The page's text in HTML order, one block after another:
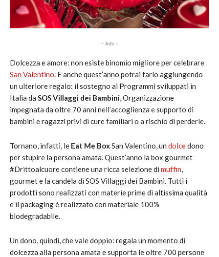
- Adv -
Dolcezza e amore: non esiste binomio migliore per celebrare
San Valentino. E anche quest’anno potrai farlo aggiungendo
un ulteriore regalo: il sostegno ai Programmi sviluppati in
Italia da SOS Villaggi dei Bambini, Organizzazione
impegnata da oltre 70 anni nell’accoglienza e supporto di
bambini e ragazzi privi di cure familiari o a rischio di perderle.
Tornano, infatti, le Eat Me BoxSan Valentino, un dolcedono
per stupire la persona amata. Quest’anno la box gourmet
#Drittoalcuore contiene una ricca selezione di muffin,
gourmet e la candela di SOS Villaggi dei Bambini. Tutti i
prodotti sono realizzati con materie prime di altissima qualità
e il packaging è realizzato con materiale 100%
biodegradabile.
Un dono, quindi, che vale doppio: regala un momento di
dolcezza alla persona amata e supporta le oltre 700 persone